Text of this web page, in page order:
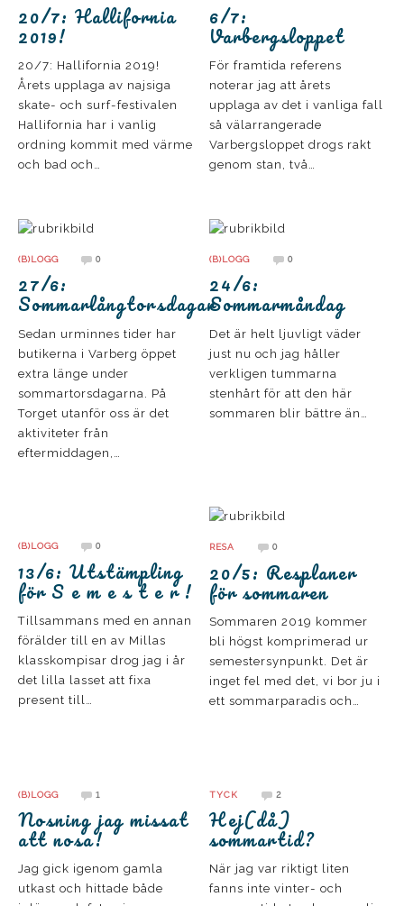
20/7: Hallifornia
2019!
20/7: Hallifornia 2019!
Årets upplaga av najsiga
skate- och surf-festivalen
Hallifornia har i vanlig
ordning kommit med värme
och bad och…
6/7:
Varbergsloppet
För framtida referens
noterar jag att årets
upplaga av det i vanliga fall
så välarrangerade
Varbergsloppet drogs rakt
genom stan, två…
(B)LOGG 0
27/6:
Sommarlångtorsdagar
Sedan urminnes tider har
butikerna i Varberg öppet
extra länge under
sommartorsdagarna. På
Torget utanför oss är det
aktiviteter från
eftermiddagen,…
(B)LOGG 0
24/6:
Sommarmåndag
Det är helt ljuvligt väder
just nu och jag håller
verkligen tummarna
stenhårt för att den här
sommaren blir bättre än…
(B)LOGG 0
13/6: Utstämpling
för S e m e s t e r !
Tillsammans med en annan
förälder till en av Millas
klasskompisar drog jag i år
det lilla lasset att fixa
present till…
RESA 0
20/5: Resplaner
för sommaren
Sommaren 2019 kommer
bli högst komprimerad ur
semestersynpunkt. Det är
inget fel med det, vi bor ju i
ett sommarparadis och…
(B)LOGG 1
Nosning jag missat
att nosa!
Jag gick igenom gamla
utkast och hittade både
TYCK 2
Hej(då)
sommartid?
När jag var riktigt liten
fanns inte vinter- och